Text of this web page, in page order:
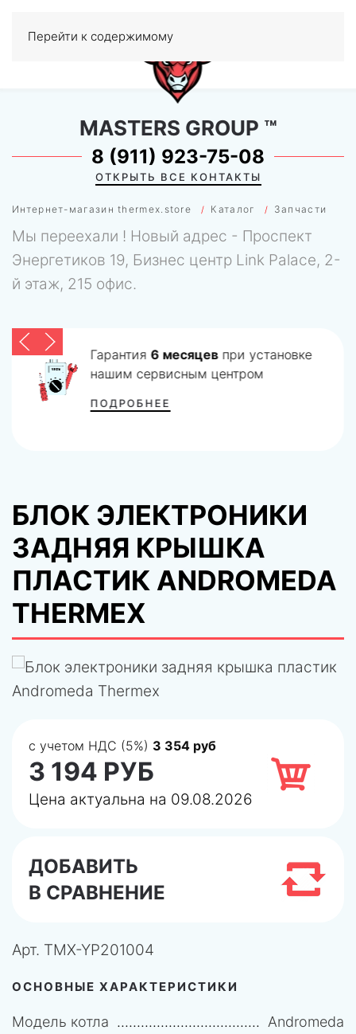
Перейти к содержимому
0
Интернет-магазин thermex.store Каталог Запчасти
MASTERS GROUP ™
8 (911) 923-75-08
ОТКРЫТЬ ВСЕ КОНТАКТЫ
Мы переехали ! Новый адрес - Проспект
Энергетиков 19, Бизнес центр Link Palace, 2-
й этаж, 215 офис.
Гарантия 6 месяцевпри установке
нашим сервисным центром
ПОДРОБНЕЕ
БЛОК ЭЛЕКТРОНИКИ
ЗАДНЯЯ КРЫШКА
ПЛАСТИК ANDROMEDA
THERMEX
с учетом НДС (5%) 3 354 руб
3 194 РУБ
Цена актуальна на 09.08.2026
ДОБАВИТЬ
В СРАВНЕНИЕ
Арт. TMX-YP201004
ОСНОВНЫЕ ХАРАКТЕРИСТИКИ
Модель котла
Andromeda